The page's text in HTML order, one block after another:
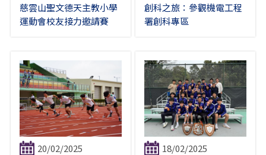
慈雲山聖文德天主教小學
運動會校友接力邀請賽
創科之旅：參觀機電工程
署創科專區
20/02/2025
18/02/2025